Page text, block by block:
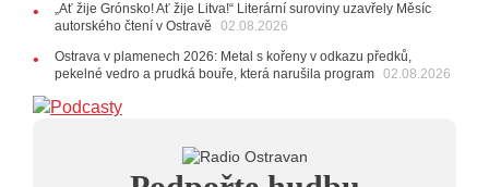
roku jsme upgradovali naši show
AUDIO
20:09
Na Novou Osmičku míří Bára Zmeková Trio.
Výrazná osobnost české alternativní scény zahraje ve
Frýdku-Místku
herec Dušan Urban
20.07.2026
„Ať žije Grónsko! Ať žije Litva!“ Literární suroviny uzavřely Měsíc
autorského čtení v Ostravě
02.08.2026
Ostrava v plamenech 2026: Metal s kořeny v odkazu předků,
pekelné vedro a prudká bouře, která narušila program 02.08.2026